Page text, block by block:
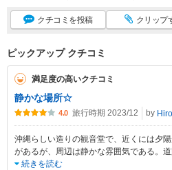
クチコミ を投稿 クリップ
ピックアップ クチコミ
満足度の高いクチコミ
静かな場所☆
4.0 旅行時期 2023/12 by
沖縄らしい造りの観音堂で、近くには夕
があるが、周辺は静かな雰囲気である。
続きを読む